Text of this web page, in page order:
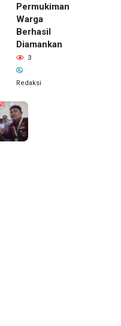
Permukiman
Warga
Berhasil
Diamankan
3
Redaksi